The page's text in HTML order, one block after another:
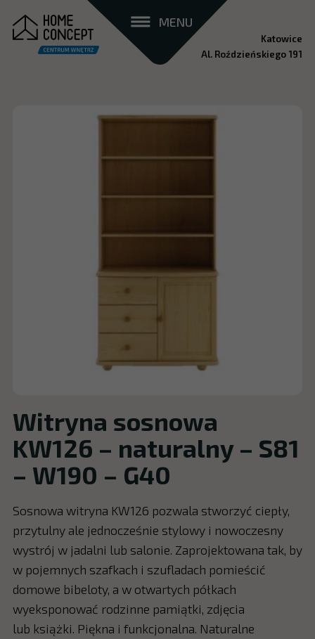
MENU
Katowice
Al. Roździeńskiego 191
Witryna sosnowa
KW126 – naturalny – S81
– W190 – G40
Sosnowa witryna KW126 pozwala stworzyć ciepły,
przytulny ale jednocześnie stylowy i nowoczesny
wystrój w jadalni lub salonie. Zaprojektowana tak, by
w pojemnych szafkach i szufladach pomieścić
domowe bibeloty, a w otwartych półkach
wyeksponować rodzinne pamiątki, zdjęcia
lub książki. Piękna i funkcjonalna. Naturalne